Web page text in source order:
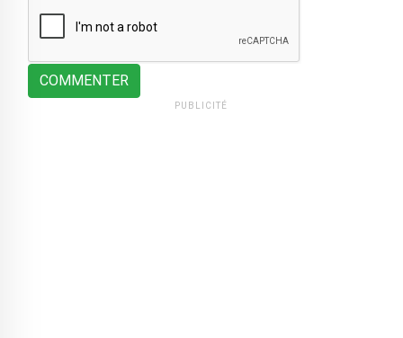
COMMENTER
PUBLICITÉ